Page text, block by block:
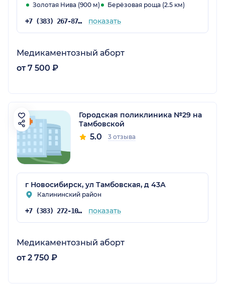
Золотая Нива (900 м) Берёзовая роща (2.5 км)
+7 (383) 267-87-55 показать
Медикаментозный аборт
от 7 500 ₽
Городская поликлиника №29 на
Тамбовской
5.0 3 отзыва
г Новосибирск, ул Тамбовская, д 43А
Калининский район
+7 (383) 272-10-03 показать
Медикаментозный аборт
от 2 750 ₽